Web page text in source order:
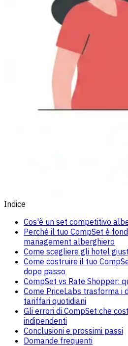
Indice
Cos'è un set competitivo
Perché il tuo CompSet è
management alberghiero
Come scegliere gli hotel
Come costruire il tuo
dopo passo
CompSet vs Rate Shopper:
Come PriceLabs trasforma i
tariffari quotidiani
Gli errori di CompSet che
indipendenti
Conclusioni e prossimi passi
Domande frequenti